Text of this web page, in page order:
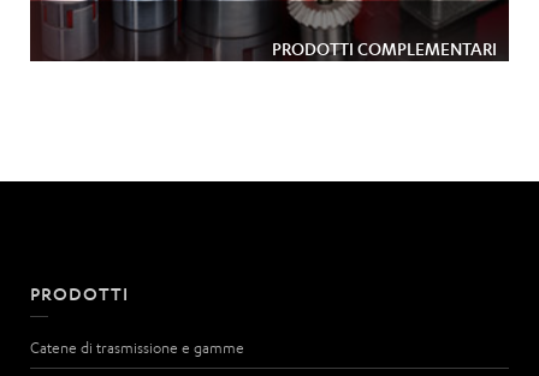
PRODOTTI COMPLEMENTARI
PRODOTTI
Catene di trasmissione e gamme